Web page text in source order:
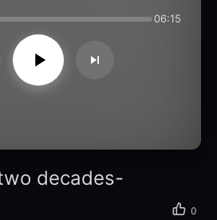
06:15
decades-
0